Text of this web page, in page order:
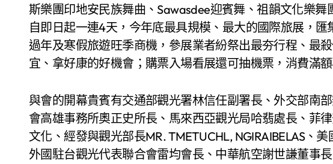
斯樂團印地安民族舞曲、Sawasdee迎賓舞、祖韻文化樂
自即日起一連4天，今年底最具規模、最大的國際旅展，
過年及寒假旅遊旺季商機，參展業者紛祭出最夯行程、最
宜、拿好康的好機會；購票入場看展還可抽機票，消費滿
與會的開幕貴賓有交通部觀光署林信任副署長、外交部南
會高雄事務所奧正史所長、馬來西亞觀光局哈翡處長、菲
文化、經發與觀光部長MR. TMETUCHL, NGIRAIBELAS、
外國駐台觀光代表聯合會雷均會長、中華航空謝世謙董事